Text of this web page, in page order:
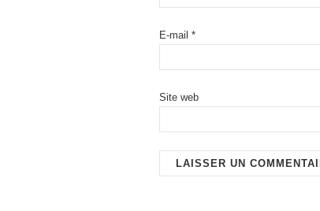
E-mail *
Site web